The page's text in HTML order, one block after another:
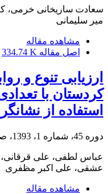
سعادت ساریخانی خرمی،
میر سلیمانی
مشاهده مقاله
اصل مقاله 334.74 K
ارزیابی تنوع و
کردستان با
استفاده از
دوره 45، شماره 1، 1393، صفحه
عباس لطفی، علی قرقانی،
عشقی، علی اکبر مظفری
مشاهده مقاله